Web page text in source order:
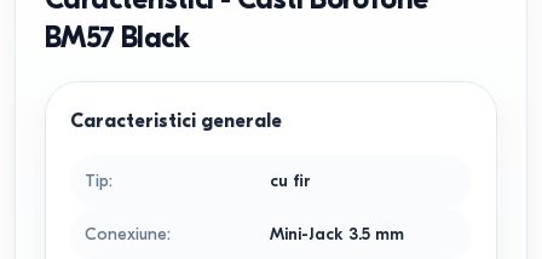
BM57 Black
Caracteristici generale
Tip: cu fir
Conexiune: Mini-Jack 3.5 mm